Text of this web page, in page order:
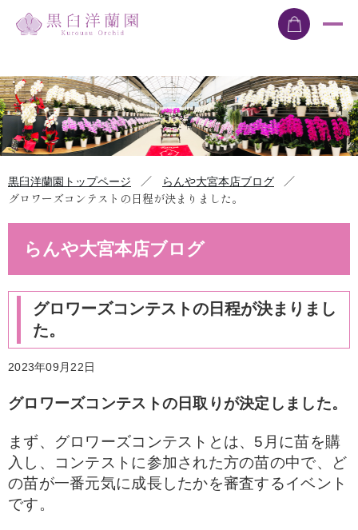
黒臼洋蘭園トップページ ／ らんや大宮本店ブログ
／
グロワーズコンテストの日程が決まりました。
らんや大宮本店ブログ
グロワーズコンテストの日程が決まりまし
た。
2023年09月22日
グロワーズコンテストの日取りが決定しました。
まず、グロワーズコンテストとは、5月に苗を購
入し、コンテストに参加された方の苗の中で、ど
の苗が一番元気に成長したかを審査するイベント
です。